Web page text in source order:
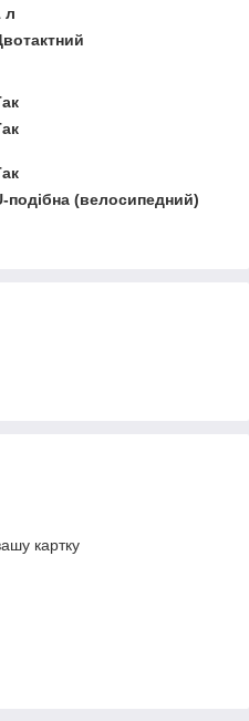
л
подібна (велосипедний)
картку